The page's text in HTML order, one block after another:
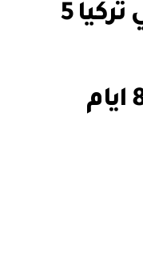
برنامج سياحي الي تركيا 5
عرض مميز تركيا 8 ايام